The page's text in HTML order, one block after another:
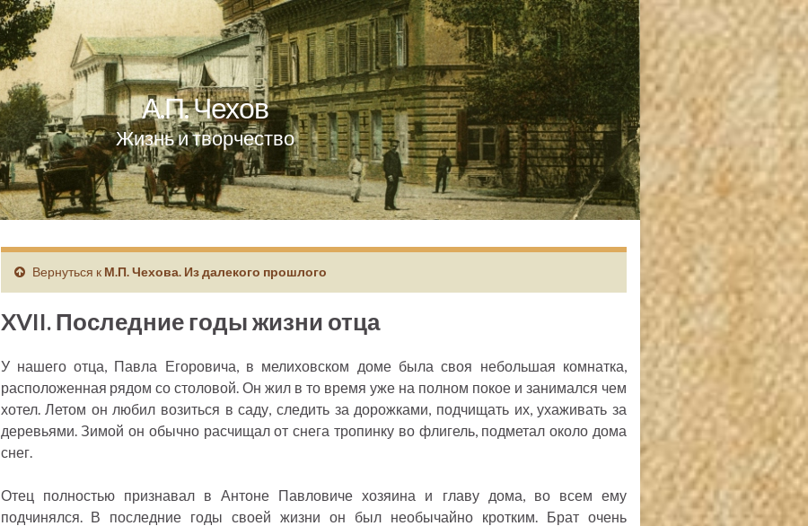
А.П. Чехов
Жизнь и творчество
Вернуться к М.П. Чехова. Из далекого прошлого
XVII. Последние годы жизни отца
У нашего отца, Павла Егоровича, в мелиховском доме была своя небольшая комнатка,
расположенная рядом со столовой. Он жил в то время уже на полном покое и занимался чем
хотел. Летом он любил возиться в саду, следить за дорожками, подчищать их, ухаживать за
деревьями. Зимой он обычно расчищал от снега тропинку во флигель, подметал около дома
снег.
Отец полностью признавал в Антоне Павловиче хозяина и главу дома, во всем ему
подчинялся. В последние годы своей жизни он был необычайно кротким. Брат очень